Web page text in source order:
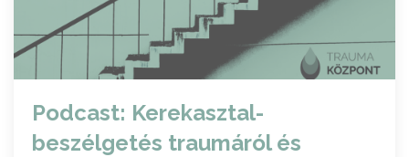
Podcast: Kerekasztal-
beszélgetés traumáról és